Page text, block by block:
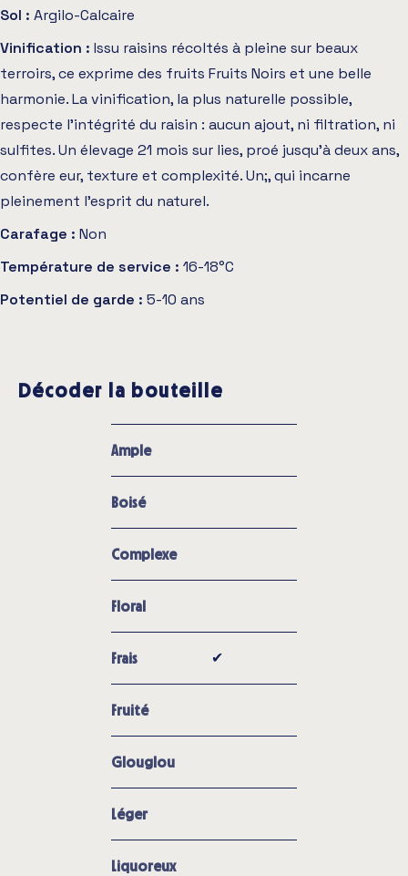
Sol : Argilo-Calcaire
Vinification : Issu raisins récoltés à pleine sur beaux
terroirs, ce exprime des fruits Fruits Noirs et une belle
harmonie. La vinification, la plus naturelle possible,
respecte l'intégrité du raisin : aucun ajout, ni filtration, ni
sulfites. Un élevage 21 mois sur lies, proé jusqu’à deux ans,
confère eur, texture et complexité. Un;, qui incarne
pleinement l’esprit du naturel.
Carafage : Non
Température de service : 16-18°C
Potentiel de garde : 5-10 ans
Décoder la bouteille
Ample
Boisé
Complexe
Floral
Frais ✔︎
Fruité
Glouglou
Léger
Liquoreux